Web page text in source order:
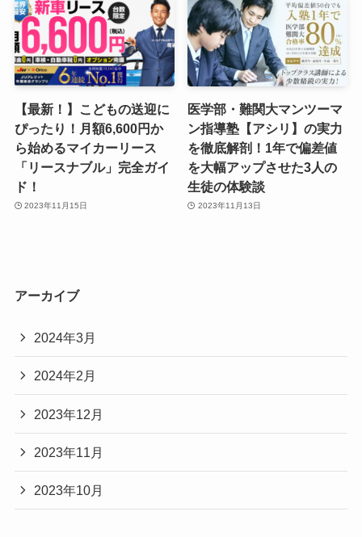
【最新！】こどもの送迎に
ぴったり！月額6,600円か
ら始めるマイカーリース
「リースナブル」完全ガイ
ド！
2023年11月15日
医学部・難関大マンツーマ
ン指導塾【アシリ】の実力
を徹底解剖！1年で偏差値
を大幅アップさせた3人の
生徒の体験談
2023年11月13日
アーカイブ
2024年3月
2024年2月
2023年12月
2023年11月
2023年10月